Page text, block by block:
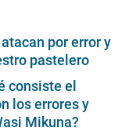
por error y
pastelero
consiste el
los errores y
Mikuna?